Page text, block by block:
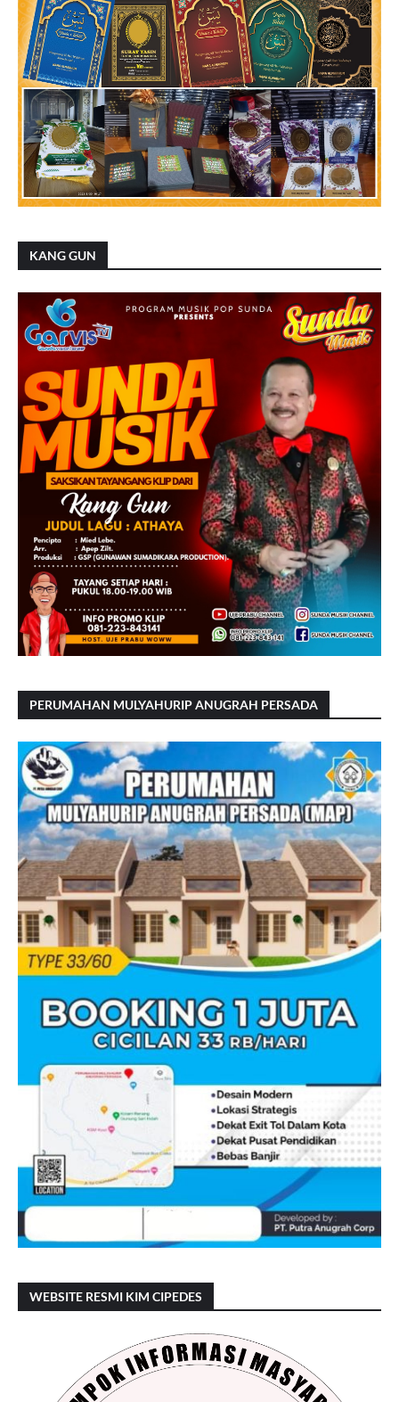
KANG GUN
PERUMAHAN MULYAHURIP ANUGRAH PERSADA
WEBSITE RESMI KIM CIPEDES